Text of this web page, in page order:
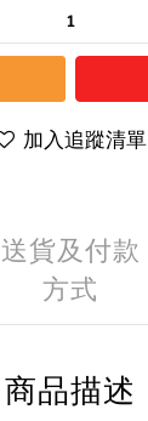
加入追蹤清單
送貨及付款
方式
商品描述